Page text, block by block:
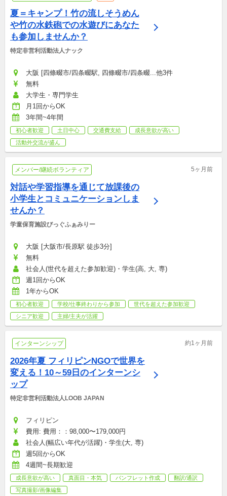
夏＝キャンプ！竹の流しそうめん
や竹の水鉄砲での水遊びにあなた
も参加しませんか？
特定非営利活動法人ナック
大阪 [四條畷市/四条畷駅, 四條畷市/四条畷...他3件
無料
大学生・専門学生
月1回からOK
3年間~4年間
初心者歓迎 土日中心 交通費支給
成長意欲が高い
活動外交流が盛ん
メンバー/継続ボランティア 5ヶ月前
対話や学習指導を通じて放課後の
小学生とコミュニケーションしま
せんか？
学童保育施設びっぐふぁみりー
大阪 [大阪市/長原駅 徒歩3分]
無料
社会人(世代を超えた参加歓迎)・学生(高, 大, 専)
週1回からOK
1年からOK
初心者歓迎 学校/仕事終わりから参加
世代を超えた参加歓迎
シニア歓迎
主婦/主夫が活躍
インターンシップ 約1ヶ月前
2026年夏 フィリピンNGOで世界を
変える！10～59日のインターンシ
ップ
特定非営利活動法人LOOB JAPAN
フィリピン
費用: 費用：：98,000〜179,000円
社会人(幅広い年代が活躍)・学生(大, 専)
週5回からOK
4週間~長期歓迎
成長意欲が高い 真面目・本気 パンフレット作成
翻訳/通訳
写真撮影/画像編集